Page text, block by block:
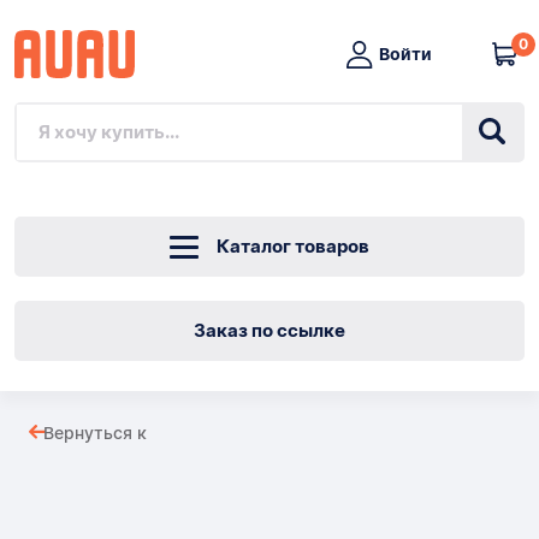
Войти
0
Каталог товаров
Заказ по ссылке
Вернуться к